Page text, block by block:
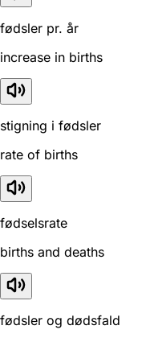
fødsler pr. år
increase in births
stigning i fødsler
rate of births
fødselsrate
births and deaths
fødsler og dødsfald